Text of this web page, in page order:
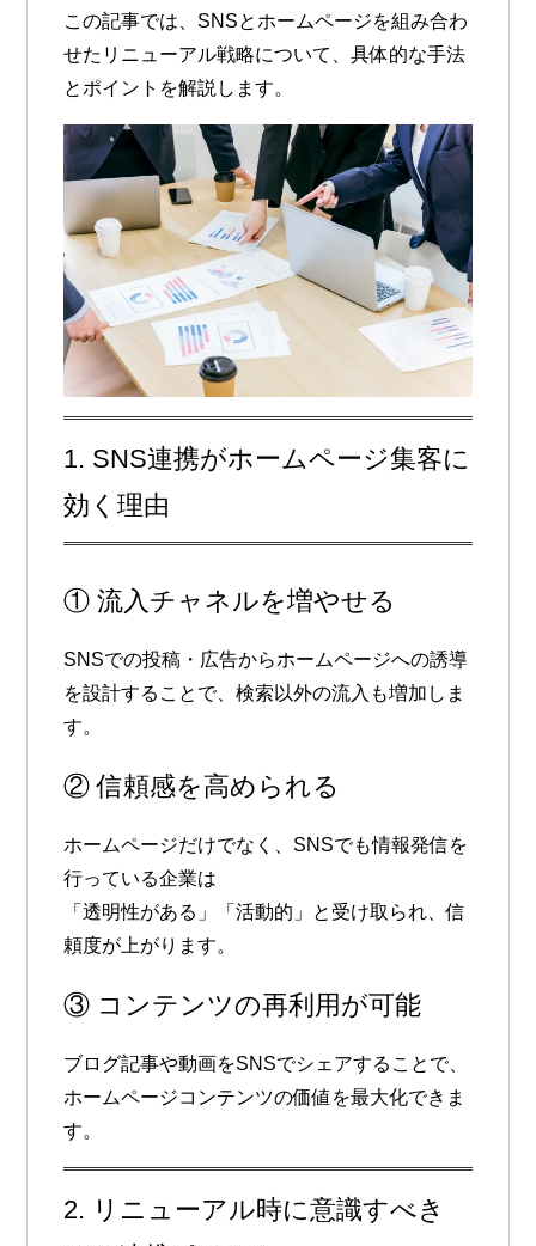
この記事では、 SNSとホームページを組み合わ
せたリニューアル戦略について、具体的な手法
とポイントを解説します。
1. SNS連携がホームページ集客に
効く理由
① 流入チャネルを増やせる
SNSでの投稿・広告からホームページへの誘導
を設計することで、検索以外の流入も増加しま
す。
② 信頼感を高められる
ホームページだけでなく、SNSでも情報発信を
行っている企業は
「透明性がある」「活動的」と受け取られ、信
頼度が上がります。
③ コンテンツの再利用が可能
ブログ記事や動画をSNSでシェアすることで、
ホームページコンテンツの価値を最大化できま
す。
2. リニューアル時に意識すべき